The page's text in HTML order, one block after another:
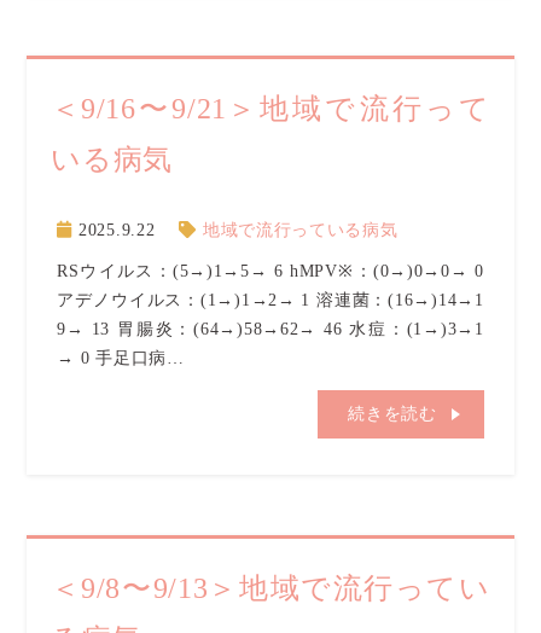
＜9/16〜9/21＞地域で流行って
いる病気
2025.9.22 地域で流行っている病気
RSウイルス：(5→)1→5→ 6 hMPV※：(0→)0→0→ 0
アデノウイルス：(1→)1→2→ 1 溶連菌：(16→)14→1
9→ 13 胃腸炎：(64→)58→62→ 46 水痘：(1→)3→1
→ 0 手足口病…
続きを読む
＜9/8〜9/13＞地域で流行ってい